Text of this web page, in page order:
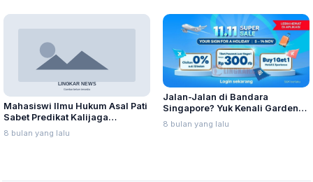
Mahasiswi Ilmu Hukum Asal Pati
Sabet Predikat Kalijaga
Berprestasi 2025
8 bulan yang lalu
Jalan-Jalan di Bandara
Singapore? Yuk Kenali Gardens
by the Bay Lebih Dalam!
8 bulan yang lalu